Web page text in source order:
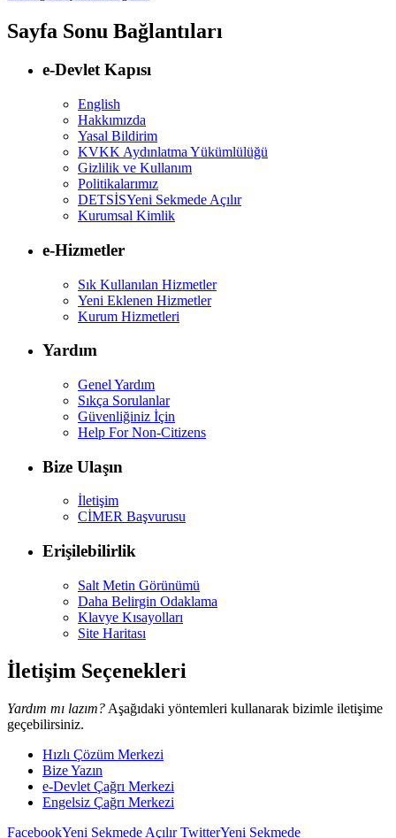
Sayfa Sonu Bağlantıları
e-Devlet Kapısı
English
Hakkımızda
Yasal Bildirim
KVKK Aydınlatma Yükümlülüğü
Gizlilik ve Kullanım
Politikalarımız
DETSİSYeni Sekmede Açılır
Kurumsal Kimlik
e-Hizmetler
Sık Kullanılan Hizmetler
Yeni Eklenen Hizmetler
Kurum Hizmetleri
Yardım
Genel Yardım
Sıkça Sorulanlar
Güvenliğiniz İçin
Help For Non-Citizens
Bize Ulaşın
İletişim
CİMER Başvurusu
Erişilebilirlik
Salt Metin Görünümü
Daha Belirgin Odaklama
Klavye Kısayolları
Site Haritası
İletişim Seçenekleri
Yardım mı lazım? Aşağıdaki yöntemleri kullanarak bizimle iletişime
geçebilirsiniz.
Hızlı Çözüm Merkezi
Bize Yazın
e-Devlet Çağrı Merkezi
Engelsiz Çağrı Merkezi
FacebookYeni Sekmede AçılırTwitterYeni Sekmede